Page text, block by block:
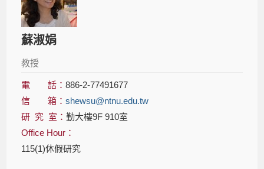
蘇淑娟
教授
電 話：886-2-77491677
信 箱：shewsu@ntnu.edu.tw
研 究 室：勤大樓9F 910室
Office Hour：
115(1)休假研究